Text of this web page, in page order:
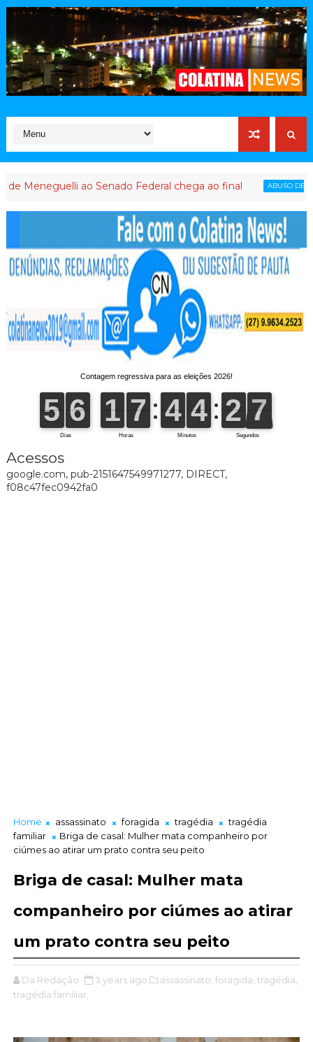
Senado Federal chega ao final ABUSO DE PODER PL
Acessos
google.com, pub-2151647549971277, DIRECT,
f08c47fec0942fa0
Home assassinato foragida tragédia
tragédia
familiar
Briga de casal: Mulher mata companheiro por
ciúmes ao atirar um prato contra seu peito
Briga de casal: Mulher mata
companheiro por ciúmes ao atirar
um prato contra seu peito
Da Redação 3 years ago assassinato, foragida, tragédia,
tragédia familiar,